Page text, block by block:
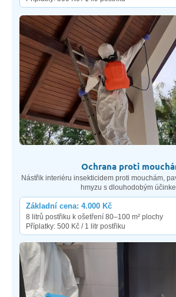
Ochrana proti
Nástřik interiéru insekticidem proti mouchám,
hmyzu s dlouhodobým
Základní cena: 4.000 Kč
8 litrů postřiku k ošetření 80–100 m² plochy
Příplatky: 500 Kč / 1 litr postřiku